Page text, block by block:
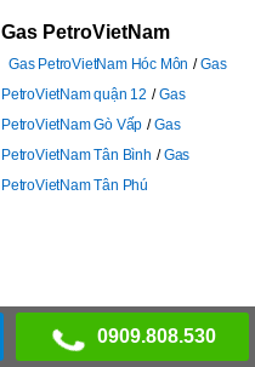
Gas PetroVietNam
Gas PetroVietNam Hóc Môn
Gas
PetroVietNam quận 12
Gas
PetroVietNam Gò Vấp
Gas
PetroVietNam Tân Bình
Gas
PetroVietNam Tân Phú
0909.808.530